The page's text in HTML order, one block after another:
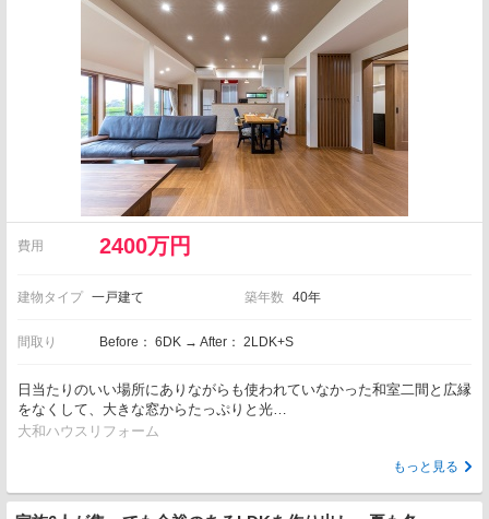
費用 2400万円
建物タイプ 一戸建て 築年数 40年
間取り Before： 6DK → After： 2LDK+S
日当たりのいい場所にありながらも使われていなかった和室二間と広縁
をなくして、大きな窓からたっぷりと光…
大和ハウスリフォーム
もっと見る